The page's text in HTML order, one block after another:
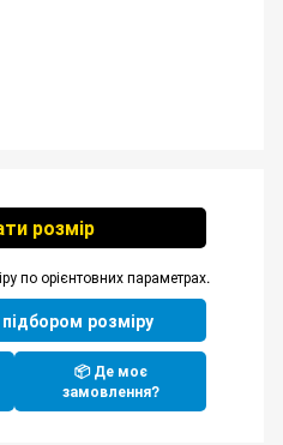
розмір
по орієнтовних параметрах.
розміру
📦 Де моє
замовлення?